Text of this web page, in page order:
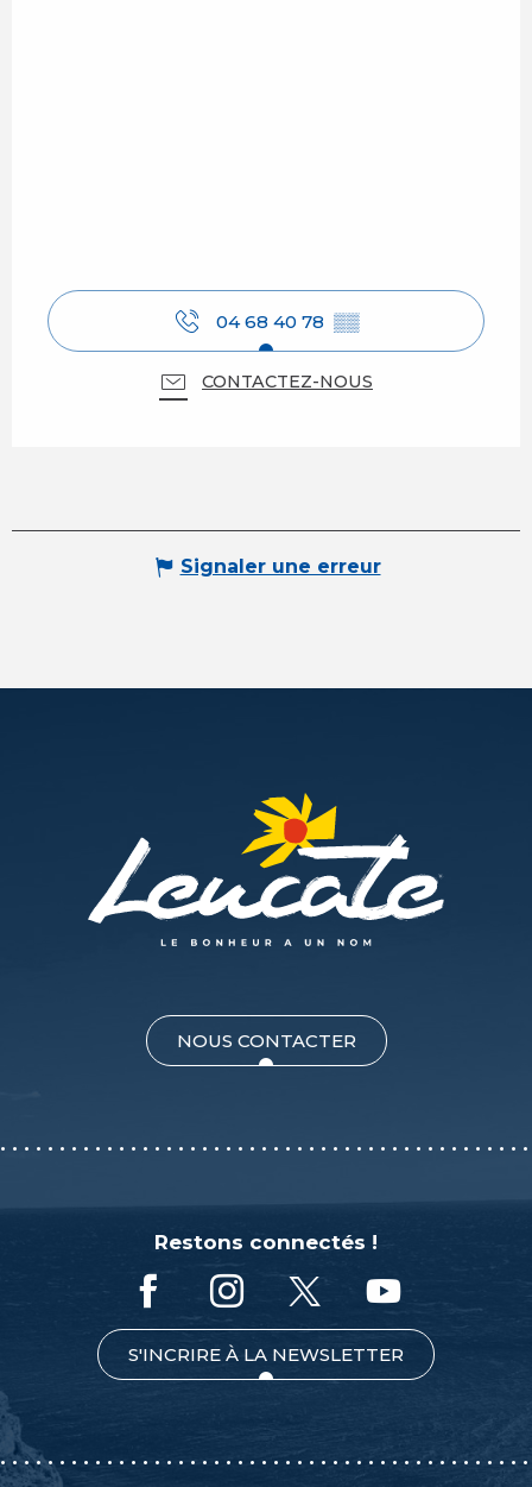
04 68 40 78 ▒▒
CONTACTEZ-NOUS
Signaler une erreur
NOUS CONTACTER
Restons connectés !
S'INCRIRE À LA NEWSLETTER